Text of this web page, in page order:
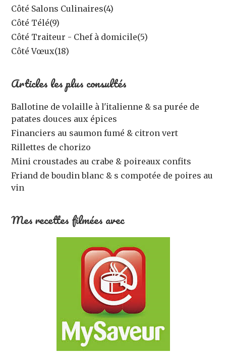
Côté Salons Culinaires(4)
Côté Télé(9)
Côté Traiteur - Chef à domicile(5)
Côté Vœux(18)
Articles les plus consultés
Ballotine de volaille à l'italienne & sa purée de
patates douces aux épices
Financiers au saumon fumé & citron vert
Rillettes de chorizo
Mini croustades au crabe & poireaux confits
Friand de boudin blanc & s compotée de poires au
vin
Mes recettes filmées avec